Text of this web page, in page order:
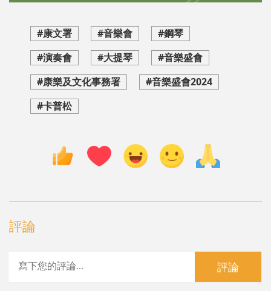
#康文署 #音樂會
#鋼琴
#演奏會
#大提琴
#音樂盛會
#康樂及文化事務署
#音樂盛會2024
#卡普松
評論
評論